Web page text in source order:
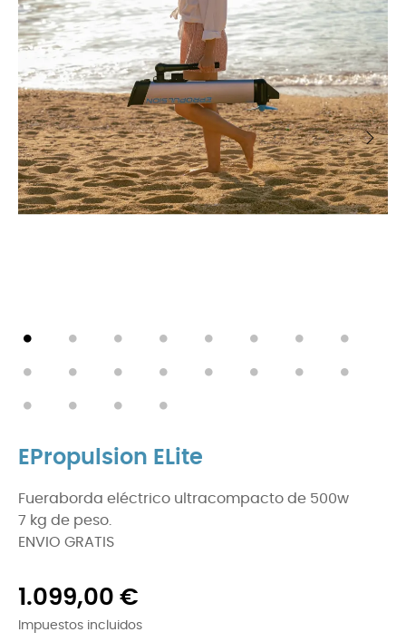
EPropulsion ELite
Fueraborda eléctrico ultracompacto de 500w
7 kg de peso.
ENVIO GRATIS
1.099,00 €
Impuestos incluidos